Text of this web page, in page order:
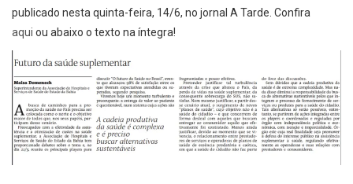
publicado nesta quinta-feira, 14/6, no jornal A Tarde. Confira
aqui ou abaixo o texto na íntegra!